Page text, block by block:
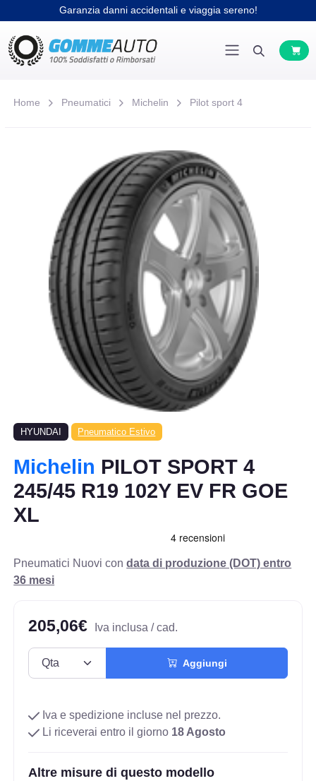
Garanzia danni accidentali e viaggia sereno!
Home Pneumatici Michelin Pilot sport 4
HYUNDAI Pneumatico Estivo
Michelin PILOT SPORT 4
245/45 R19 102Y EV FR GOE
XL
Pneumatici Nuovi condata di produzione (DOT) entro
36 mesi
205,06€ Iva inclusa / cad.
Aggiungi
Iva e spedizione incluse nel prezzo.
Li riceverai entro il giorno 18 Agosto
Altre misure di questo modello